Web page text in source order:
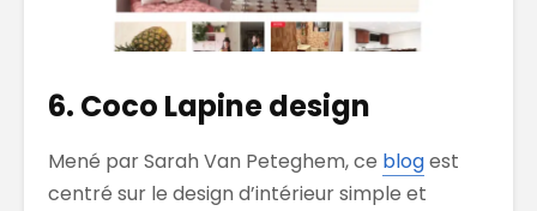
6. Coco Lapine design
Mené par Sarah Van Peteghem, ce blogest
centré sur le design d’intérieur simple et